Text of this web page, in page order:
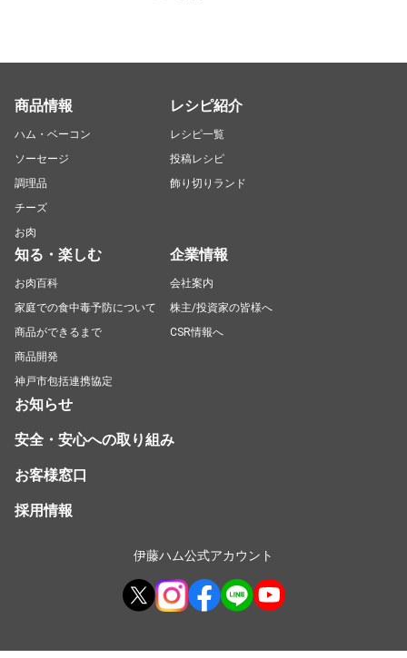
商品情報
ハム・ベーコン
ソーセージ
調理品
チーズ
お肉
レシピ紹介
レシピ一覧
投稿レシピ
飾り切りランド
知る・楽しむ
お肉百科
家庭での食中毒予防について
商品ができるまで
商品開発
神戸市包括連携協定
企業情報
会社案内
株主/投資家の皆様へ
CSR情報へ
お知らせ
安全・安心への取り組み
お客様窓口
採用情報
伊藤ハム公式アカウント